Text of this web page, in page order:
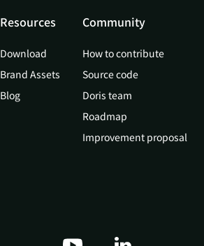
Resources
Download
Brand Assets
Blog
Community
How to contribute
Source code
Doris team
Roadmap
Improvement proposal